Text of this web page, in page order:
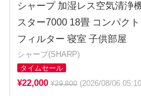
シャープ 加湿レス空気清浄
スター7000 18畳 コンパク
フィルター 寝室 子供部屋
シャープ(SHARP)
タイムセール
¥22,000 ¥29,800 (2026/08/06